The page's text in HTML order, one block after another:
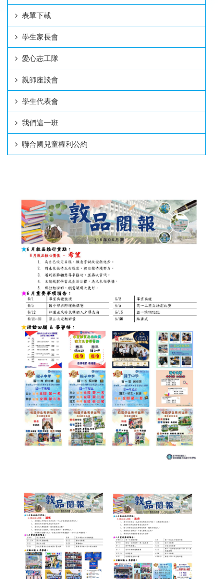
表單下載
學生家長會
愛心志工隊
親師座談會
學生代表會
我們這一班
聯合國兒童權利公約